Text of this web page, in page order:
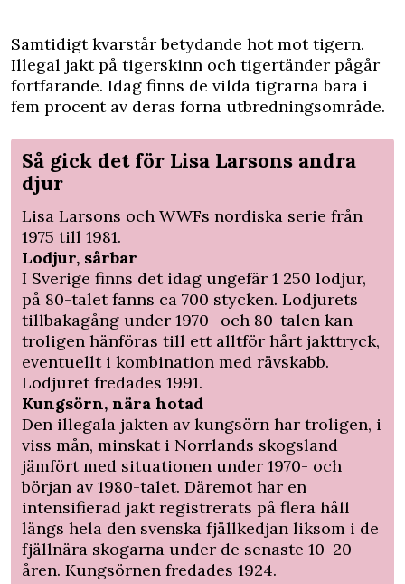
Samtidigt kvarstår betydande hot mot tigern.
Illegal jakt på tigerskinn och tigertänder pågår
fortfarande. Idag finns de vilda tigrarna bara i
fem procent av deras forna utbredningsområde.
Så gick det för Lisa Larsons andra
djur
Lisa Larsons och WWFs nordiska serie från
1975 till 1981.
Lodjur, sårbar
I Sverige finns det idag ungefär 1 250 lodjur,
på 80-talet fanns ca 700 stycken. Lodjurets
tillbakagång under 1970- och 80-talen kan
troligen hänföras till ett alltför hårt jakttryck,
eventuellt i kombination med rävskabb.
Lodjuret fredades 1991.
Kungsörn, nära hotad
Den illegala jakten av kungsörn har troligen, i
viss mån, minskat i Norrlands skogsland
jämfört med situationen under 1970- och
början av 1980-talet. Däremot har en
intensifierad jakt registrerats på flera håll
längs hela den svenska fjällkedjan liksom i de
fjällnära skogarna under de senaste 10–20
åren. Kungsörnen fredades 1924.